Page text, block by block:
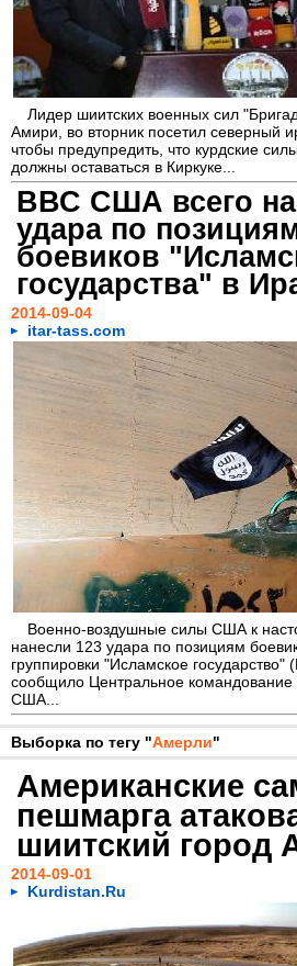
Лидер шиитских военных сил
Амири, во вторник посетил северный
чтобы предупредить, что курдские
должны оставаться в Киркуке...
ВВС США всего
удара по
боевиков
государства" в
2014-09-04
itar-tass.com
Военно-воздушные силы США к
нанесли 123 удара по позициям
группировки "Исламское
сообщило Центральное
США...
Выборка по тегу "Амерли"
Американские
пешмарга
шиитский город
2014-09-01
Kurdistan.Ru